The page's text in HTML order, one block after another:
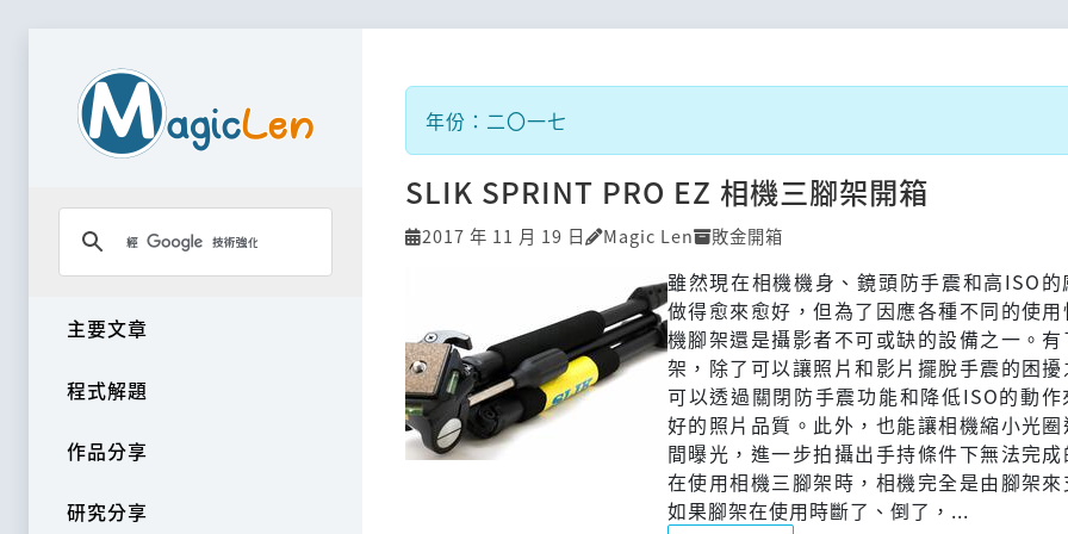
主要文章
程式解題
作品分享
研究分享
年份：二〇一七
SLIK SPRINT PRO EZ 相機三腳架開箱
2017 年 11 月 19 日 Magic Len 敗金開箱
雖然現在相機機身、鏡頭防手震和高ISO
做得愈來愈好，但為了因應各種不同的使
機腳架還是攝影者不可或缺的設備之一。
架，除了可以讓照片和影片擺脫手震的困
可以透過關閉防手震功能和降低ISO的動
好的照片品質。此外，也能讓相機縮小光
間曝光，進一步拍攝出手持條件下無法完
在使用相機三腳架時，相機完全是由腳架
如果腳架在使用時斷了、倒了，...